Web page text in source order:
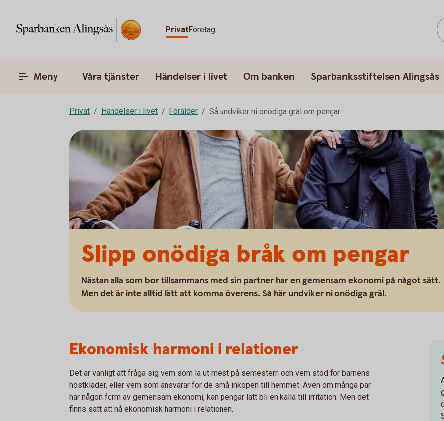
PrivatFöretag
Meny Våra tjänster Händelser i livet Om banken Sparbanksstiftelsen Alingsås
Privat Händelser i livet Förälder Så undviker ni onödiga gräl om pengar
Slipp onödiga bråk om pengar
Nästan alla som bor tillsammans med sin partner har en gemensam ekonomi på något sätt.
Men det är inte alltid lätt att komma överens. Så här undviker ni onödiga gräl.
Ekonomisk harmoni i relationer
Det är vanligt att fråga sig vem som la ut mest på semestern och vem stod för barnens
höstkläder, eller vem som ansvarar för de små inköpen till hemmet. Även om många par
har någon form av gemensam ekonomi, kan pengar lätt bli en källa till irritation. Men det
finns sätt att nå ekonomisk harmoni i relationen.